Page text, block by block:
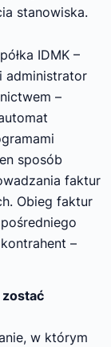
stanowiska.
IDMK –
administrator
–
sposób
faktur
Obieg faktur
–
w którym